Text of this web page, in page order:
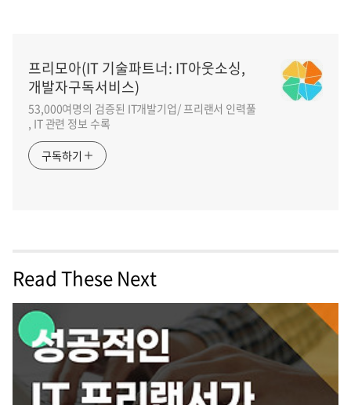
프리모아(IT 기술파트너: IT아웃소싱,
개발자구독서비스)
53,000여명의 검증된 IT개발기업/ 프리랜서 인력풀
, IT 관련 정보 수록
구독하기
Read These Next